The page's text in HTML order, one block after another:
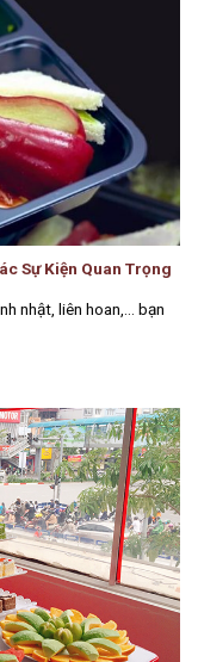
Sự Kiện Quan Trọng
nhật, liên hoan,… bạn